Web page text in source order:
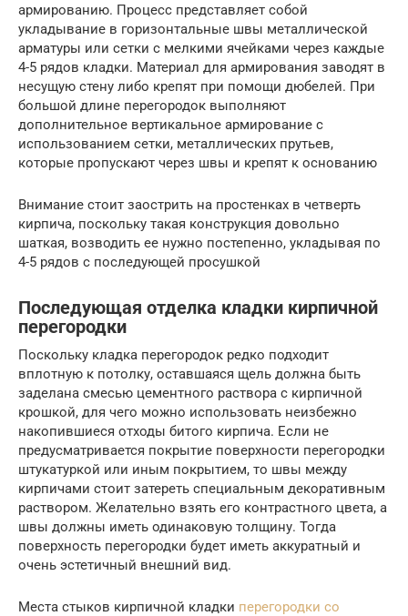
армированию. Процесс представляет собой
укладывание в горизонтальные швы металлической
арматуры или сетки с мелкими ячейками через каждые
4-5 рядов кладки. Материал для армирования заводят в
несущую стену либо крепят при помощи дюбелей. При
большой длине перегородок выполняют
дополнительное вертикальное армирование с
использованием сетки, металлических прутьев,
которые пропускают через швы и крепят к основанию
Внимание стоит заострить на простенках в четверть
кирпича, поскольку такая конструкция довольно
шаткая, возводить ее нужно постепенно, укладывая по
4-5 рядов с последующей просушкой
Последующая отделка кладки кирпичной
перегородки
Поскольку кладка перегородок редко подходит
вплотную к потолку, оставшаяся щель должна быть
заделана смесью цементного раствора с кирпичной
крошкой, для чего можно использовать неизбежно
накопившиеся отходы битого кирпича. Если не
предусматривается покрытие поверхности перегородки
штукатуркой или иным покрытием, то швы между
кирпичами стоит затереть специальным декоративным
раствором. Желательно взять его контрастного цвета, а
швы должны иметь одинаковую толщину. Тогда
поверхность перегородки будет иметь аккуратный и
очень эстетичный внешний вид.
Места стыков кирпичной кладки перегородки со